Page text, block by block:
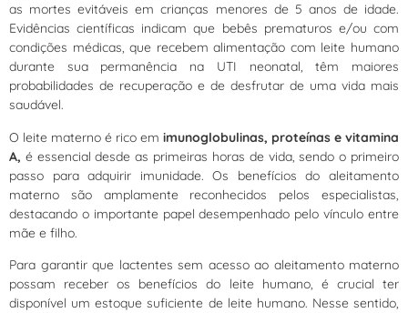
as mortes evitáveis em crianças menores de 5 anos de idade.
Evidências científicas indicam que bebês prematuros e/ou com
condições médicas, que recebem alimentação com leite humano
durante sua permanência na UTI neonatal, têm maiores
probabilidades de recuperação e de desfrutar de uma vida mais
saudável.
O leite materno é rico em imunoglobulinas, proteínas e vitamina
A, é essencial desde as primeiras horas de vida, sendo o primeiro
passo para adquirir imunidade. Os benefícios do aleitamento
materno são amplamente reconhecidos pelos especialistas,
destacando o importante papel desempenhado pelo vínculo entre
mãe e filho.
Para garantir que lactentes sem acesso ao aleitamento materno
possam receber os benefícios do leite humano, é crucial ter
disponível um estoque suficiente de leite humano. Nesse sentido,